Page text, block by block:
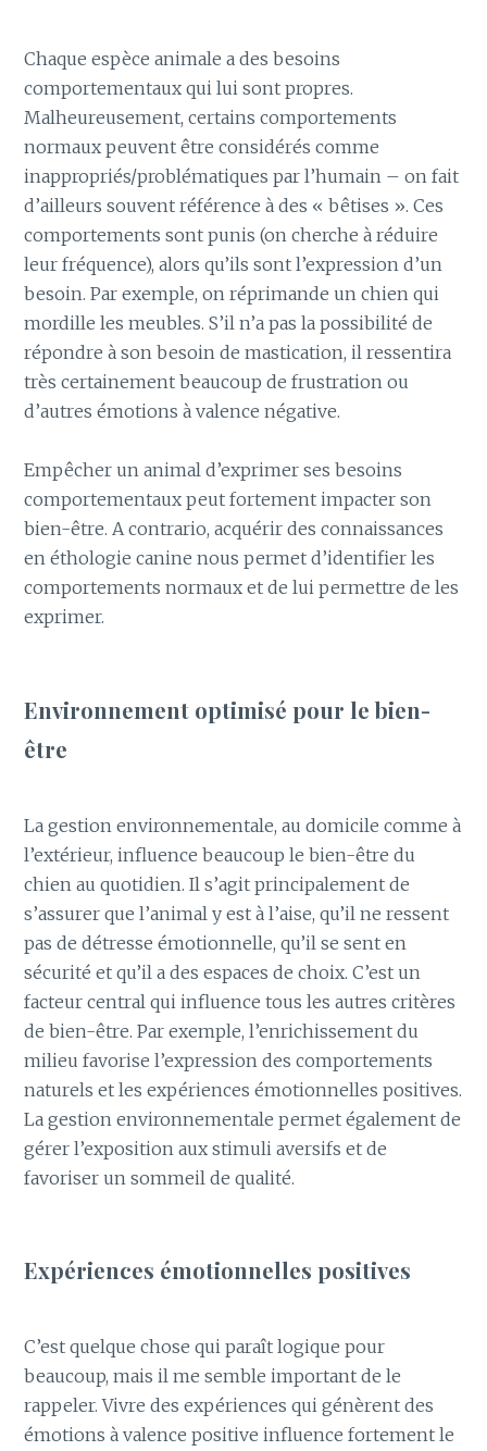
Chaque espèce animale a des besoins
comportementaux qui lui sont propres.
Malheureusement, certains comportements
normaux peuvent être considérés comme
inappropriés/problématiques par l’humain – on fait
d’ailleurs souvent référence à des « bêtises ». Ces
comportements sont punis (on cherche à réduire
leur fréquence), alors qu’ils sont l’expression d’un
besoin. Par exemple, on réprimande un chien qui
mordille les meubles. S’il n’a pas la possibilité de
répondre à son besoin de mastication, il ressentira
très certainement beaucoup de frustration ou
d’autres émotions à valence négative.
Empêcher un animal d’exprimer ses besoins
comportementaux peut fortement impacter son
bien-être. A contrario, acquérir des connaissances
en éthologie canine nous permet d’identifier les
comportements normaux et de lui permettre de les
exprimer.
Environnement optimisé pour le bien-
être
La gestion environnementale, au domicile comme à
l’extérieur, influence beaucoup le bien-être du
chien au quotidien. Il s’agit principalement de
s’assurer que l’animal y est à l’aise, qu’il ne ressent
pas de détresse émotionnelle, qu’il se sent en
sécurité et qu’il a des espaces de choix. C’est un
facteur central qui influence tous les autres critères
de bien-être. Par exemple, l’enrichissement du
milieu favorise l’expression des comportements
naturels et les expériences émotionnelles positives.
La gestion environnementale permet également de
gérer l’exposition aux stimuli aversifs et de
favoriser un sommeil de qualité.
Expériences émotionnelles positives
C’est quelque chose qui paraît logique pour
beaucoup, mais il me semble important de le
rappeler. Vivre des expériences qui génèrent des
émotions à valence positive influence fortement le